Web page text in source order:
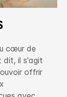
cœur de
dit, il s'agit
offrir